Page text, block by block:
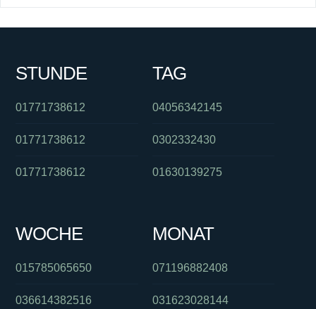
STUNDE
01771738612
01771738612
01771738612
TAG
04056342145
0302332430
01630139275
WOCHE
015785065650
036614382516
MONAT
071196882408
031623028144